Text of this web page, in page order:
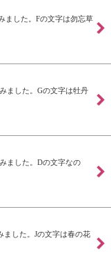
ました。Fの文字は勿忘草
ました。Gの文字は牡丹
ました。Dの文字なの
ました。Jの文字は春の花